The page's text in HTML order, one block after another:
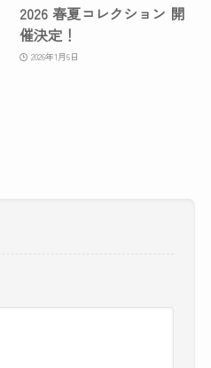
2026 春夏コレクション 開
催決定！
2026年1月6日